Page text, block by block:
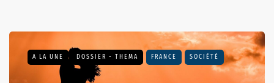
A LA UNE DOSSIER - THEMA FRANCE SOCIÉTÉ